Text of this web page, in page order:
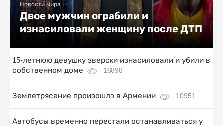
Новости мира
Двое мужчин ограбили и
изнасиловали женщину после ДТП
15-летнюю девушку зверски изнасиловали и убили в
собственном доме
16898
Землетрясение произошло в Армении 10951
Автобусы временно перестали останавливаться у